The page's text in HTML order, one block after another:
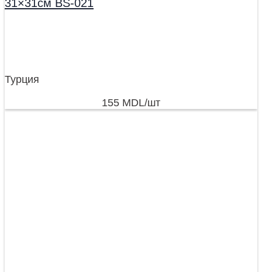
31×31см BS-021
Турция
155 MDL/шт